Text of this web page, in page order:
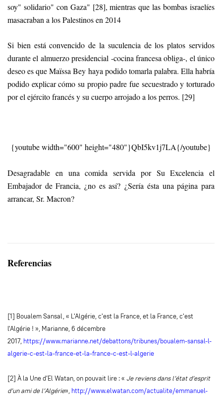
soy" solidario" con Gaza" [28], mientras que las bombas israelíes
masacraban a los Palestinos en 2014
Si bien está convencido de la suculencia de los platos servidos
durante el almuerzo presidencial -cocina francesa obliga-, el único
deseo es que Maïssa Bey haya podido tomarla palabra. Ella habría
podido explicar cómo su propio padre fue secuestrado y torturado
por el ejército francés y su cuerpo arrojado a los perros. [29]
{youtube width="600" height="480"}QbI5kv1j7LA{/youtube}
Desagradable en una comida servida por Su Excelencia el
Embajador de Francia, ¿no es así? ¿Sería ésta una página para
arrancar, Sr. Macron?
Referencias
[1] Boualem Sansal, « L'Algérie, c'est la France, et la France, c'est
l'Algérie ! », Marianne, 6 décembre
2017, https://www.marianne.net/debattons/tribunes/boualem-sansal-l-
algerie-c-est-la-france-et-la-france-c-est-l-algerie
[2] À la Une d’El Watan, on pouvait lire : « Je reviens dans l’état d’esprit
d’un ami de l’Algérie», http://www.elwatan.com/actualite/emmanuel-